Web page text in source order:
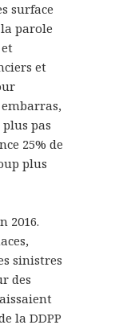
surface
parole
et
pas
25% de
plus
2016.
sinistres
des
la DDPP